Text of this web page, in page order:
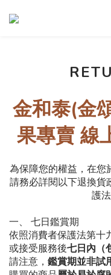
金和泰(金
果專賣 線
為保障您的權益，在您
請務必詳閱以下退換貨
護
一、
七日鑑賞期
依照消費者保護法第十
或接受服務後七日內（
請注意， 鑑賞期並非試